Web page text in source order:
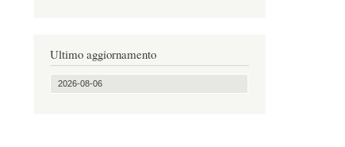
Ultimo aggiornamento
2026-08-06